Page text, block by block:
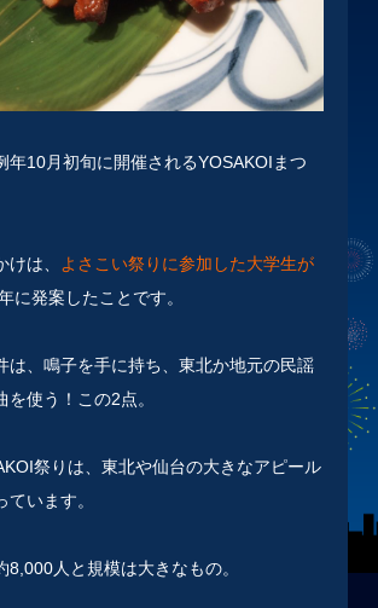
年10月初旬に開催されるYOSAKOIまつ
は、 よさこい祭りに参加した大学生が
に発案したことです。
は、鳴子を手に持ち、東北か地元の民謡
を使う！この2点。
祭りは、東北や仙台の大きなアピール
います。
8,000人と規模は大きなもの。